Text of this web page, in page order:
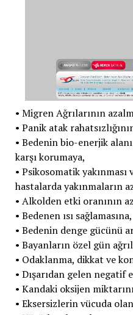
• Migren Ağrılarının
• Panik atak
• Bedenin bio-enerjik
karşı korumaya,
• Psikosomatik
hastalarda yakınmaların
• Alkolden etki oranının
• Bedenen ısı sağlamasına,
• Bedenin denge gücünü
• Bayanların özel gün
• Odaklanma, dikkat ve
• Dışarıdan gelen negatif
• Kandaki oksijen
• Eksersizlerin vücuda